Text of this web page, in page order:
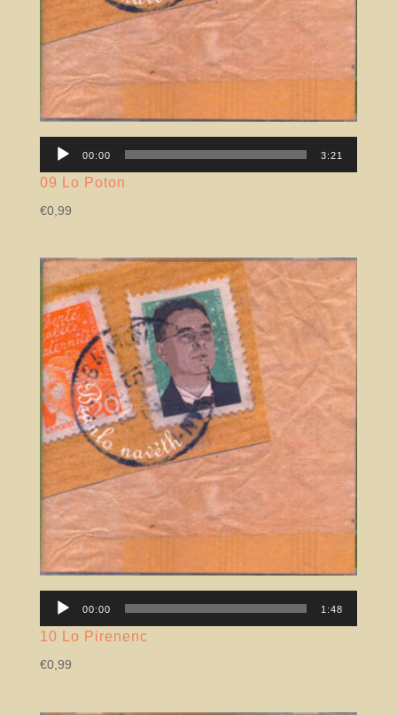
Lector
00:00 3:21
09 Lo Poton
€0,99
Lector
00:00 1:48
10 Lo Pirenenc
€0,99